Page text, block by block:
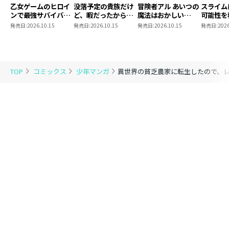
TOP コミックス 少年マンガ 異世界の貧乏農家に転生したので、
乙女ゲームのヒロイ
ンで最強サバイバル
@COMIC 第9巻
発売日:2026.10.15
没落予定の貴族だけ
ど、暇だったから魔
法を極めてみた
発売日:2026.10.15
冒険者アル あいつの
魔法はおかしい
@COMIC 第5巻
発売日:2026.10.15
スライ
可能性
～２回
発売日: